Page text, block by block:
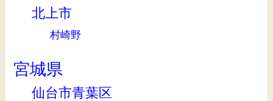
北上市
村崎野
宮城県
仙台市青葉区